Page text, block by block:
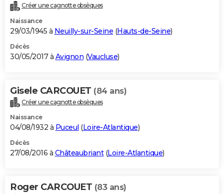
Créer une cagnotte obsèques
Naissance
29/03/1945 à Neuilly-sur-Seine (Hauts-de-Seine)
Décès
30/05/2017 à Avignon (Vaucluse)
Gisele CARCOUET (84 ans)
Créer une cagnotte obsèques
Naissance
04/08/1932 à Puceul (Loire-Atlantique)
Décès
27/08/2016 à Châteaubriant(Loire-Atlantique)
Roger CARCOUET (83 ans)